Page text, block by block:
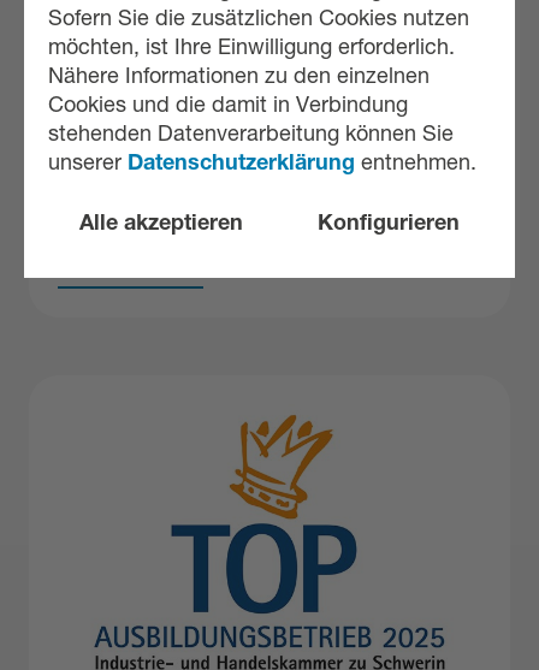
Sofern Sie die zusätzlichen Cookies nutzen
möchten, ist Ihre Einwilligung erforderlich.
Nähere Informationen zu den einzelnen
Cookies und die damit in Verbindung
stehenden Datenverarbeitung können Sie
unserer Datenschutzerklärung entnehmen.
Alle akzeptieren Konfigurieren
AUSBILDUNGSSTART 2025
Der 1. August markiert bei VARIOVAC
jedes Jahr einen besonderen Moment: den
Auszubildenden.